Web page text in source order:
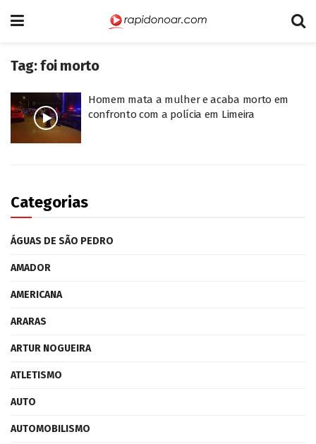
Tag:foi morto
Homem mata a mulher e acaba morto em
confronto com a polícia em Limeira
Categorias
ÁGUAS DE SÃO PEDRO
AMADOR
AMERICANA
ARARAS
ARTUR NOGUEIRA
ATLETISMO
AUTO
AUTOMOBILISMO